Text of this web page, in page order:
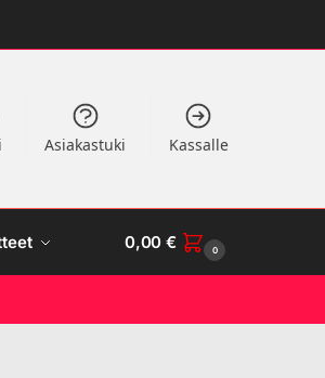
Asiakastuki Kassalle
0,00€ 0